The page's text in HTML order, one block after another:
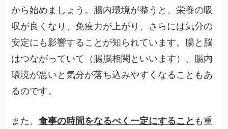
から始めましょう。腸内環境が整うと、栄養の吸
収が良くなり、免疫力が上がり、さらには気分の
安定にも影響することが知られています。腸と脳
はつながっていて（腸脳相関といいます）、腸内
環境が悪いと気分が落ち込みやすくなることもあ
るのです。
また、食事の時間をなるべく一定にすること も重